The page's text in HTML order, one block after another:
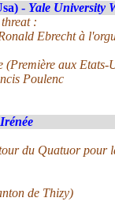
- Yale University
:
Ebrecht à
(Première aux
Poulenc
du Quatuor pour
de Thizy)